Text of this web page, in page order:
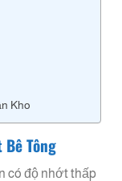
Kho
Bê Tông
có độ nhớt thấp